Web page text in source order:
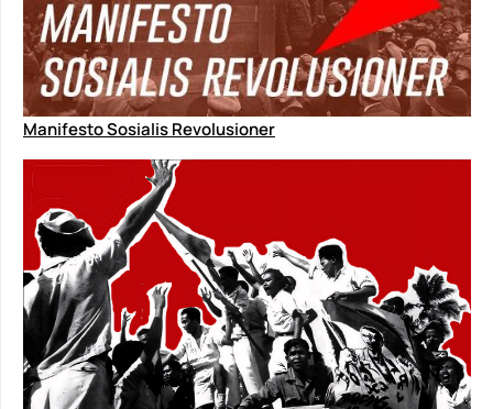
Manifesto Sosialis Revolusioner